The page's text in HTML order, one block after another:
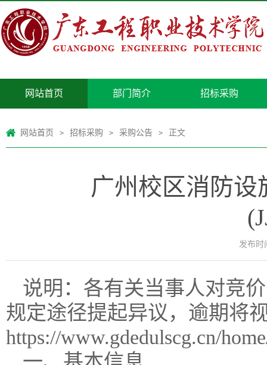
网站首页 部门简介 招标采购
网站首页 > 招标采购 > 采购公告 > 正文
广州校区消防设
发布时
说明：各有关当事人对竞
规定途径提起异议，逾期将
https://www.gdedulscg.cn/